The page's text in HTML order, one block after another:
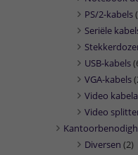
PS/2-kabels
Seriële
USB-kabels
VGA-kabels
Video
Video
Diversen (2)